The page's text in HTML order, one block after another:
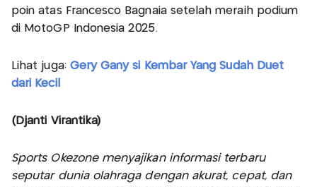
poin atas Francesco Bagnaia setelah meraih podium
di MotoGP Indonesia 2025.
Lihat juga: Gery Gany si Kembar Yang Sudah Duet
dari Kecil
(Djanti Virantika)
Sports Okezone menyajikan informasi terbaru
seputar dunia olahraga dengan akurat, cepat, dan